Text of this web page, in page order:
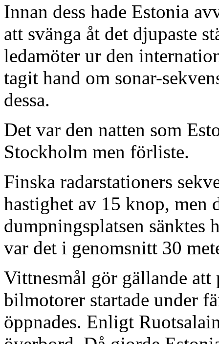
Innan dess hade Estonia
att svänga åt det djupaste
ledamöter ur den
tagit hand om sonar-
dessa.
Det var den natten som
Stockholm men förliste.
Finska radarstationers
hastighet av 15 knop,
dumpningsplatsen sänktes
var det i genomsnitt 30
Vittnesmål gör gällande
bilmotorer startade under
öppnades. Enligt